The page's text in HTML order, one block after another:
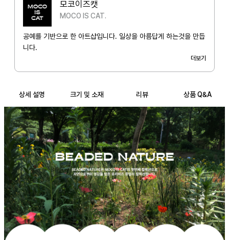
모코이즈캣
MOCO IS CAT.
공예를 기반으로 한 아트샵입니다. 일상을 아름답게 하는것을 만듭
니다.
더보기
상세 설명 크기 및 소재 리뷰 상품 Q&A